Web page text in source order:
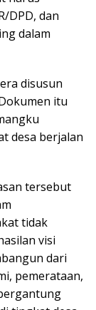
DPD, dan
dalam
disusun
itu
desa berjalan
tersebut
tidak
visi
dari
pemerataan,